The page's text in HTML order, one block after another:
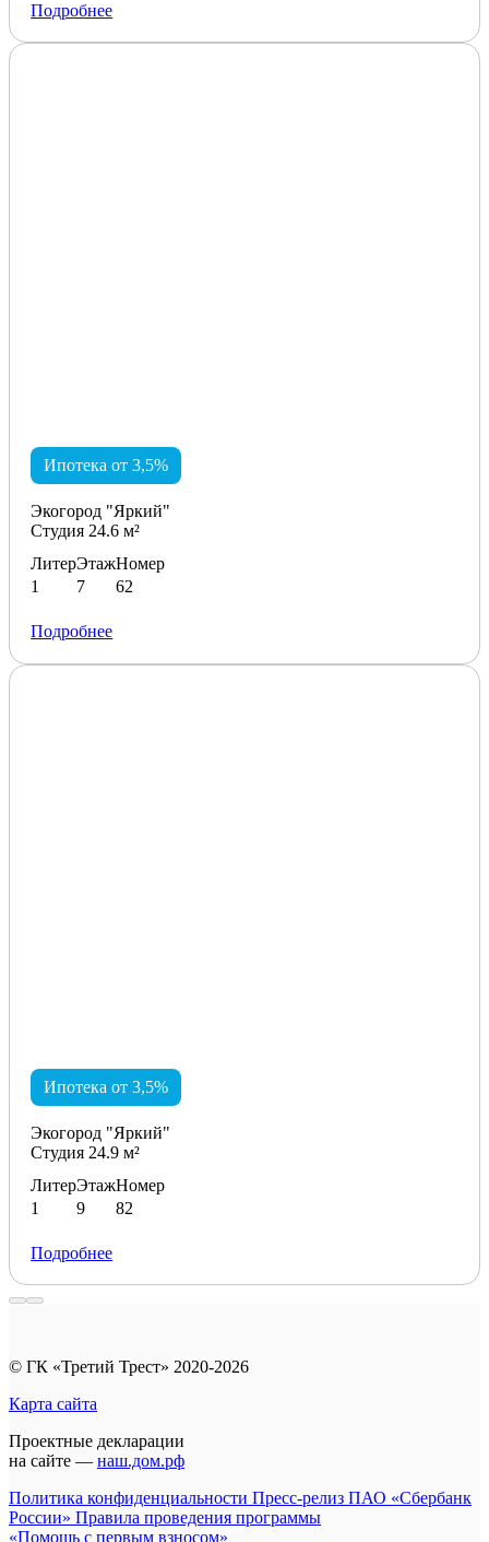
Подробнее
Ипотека от 3,5%
Экогород "Яркий"
Студия 24.6 м²
Литер
1
Этаж
7
Номер
62
Подробнее
Ипотека от 3,5%
Экогород "Яркий"
Студия 24.9 м²
Литер
1
Этаж
9
Номер
82
Подробнее
© ГК «Третий Трест» 2020-2026
Карта сайта
Проектные декларации
на сайте — наш.дом.рф
Политика конфиденциальности Пресс-релиз ПАО «Сбербанк
России» Правила проведения программы
«Помощь с первым взносом»